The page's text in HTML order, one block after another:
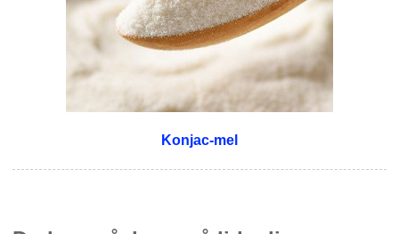
Konjac-mel